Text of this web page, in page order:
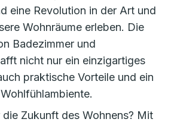
eine Revolution in der Art und
Wohnräume erleben. Die
Badezimmer und
nicht nur ein einzigartiges
praktische Vorteile und ein
Zukunft des Wohnens? Mit